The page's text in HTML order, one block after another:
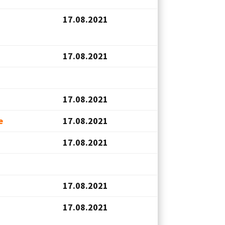
17.08.2021
17.08.2021
17.08.2021
17.08.2021
17.08.2021
17.08.2021
17.08.2021